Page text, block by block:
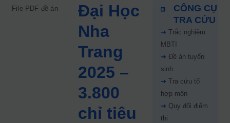
File PDF đề án
Đại Học
Nha
Trang
2025 –
3.800
chỉ tiêu
CÔNG CỤ
TRA CỨU
➜ Trắc nghiệm
MBTI
➜ Đề án tuyển
sinh
➜ Tra cứu tổ
hợp môn
➜ Quy đổi điểm
thi